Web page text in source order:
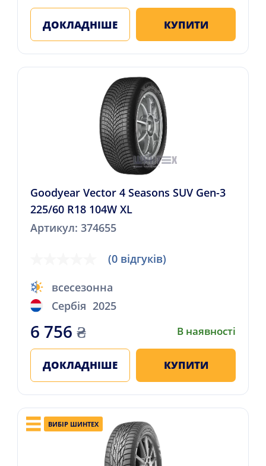
ДОКЛАДНІШЕ КУПИТИ
Goodyear Vector 4 Seasons SUV Gen-3
225/60 R18 104W XL
Артикул: 374655
(0 відгуків)
всесезонна
Сербія 2025
6 756 ₴ В наявності
ДОКЛАДНІШЕ КУПИТИ
ВИБІР ШИНТЕХ